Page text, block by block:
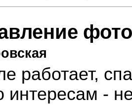
работает,
интересам -